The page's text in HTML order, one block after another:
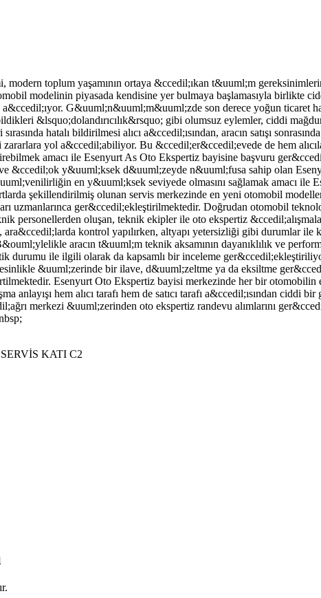
toplum yaşamının ortaya &ccedil;ıkan t&uuml;m
modelinin piyasada kendisine yer bulmaya başlamasıyla birlikte
G&uuml;n&uuml;m&uuml;zde son derece yoğun ticaret
&lsquo;dolandırıcılık&rsquo; gibi olumsuz eylemler, ciddi
hatalı bildirilmesi alıcı a&ccedil;ısından, aracın satışı
yol a&ccedil;abiliyor. Bu &ccedil;er&ccedil;evede de hem
amacı ile Esenyurt As Oto Ekspertiz bayisine başvuru
&ccedil;ok y&uuml;ksek d&uuml;zeyde n&uuml;fusa sahip olan
en y&uuml;ksek seviyede olmasını sağlamak amacı ile
şekillendirilmiş olunan servis merkezinde en yeni otomobil
uzmanlarınca ger&ccedil;ekleştirilmektedir. Doğrudan otomobil
personellerden oluşan, teknik ekipler ile oto ekspertiz
kontrol yapılırken, altyapı yetersizliği gibi durumlar ile
aracın t&uuml;m teknik aksamının dayanıklılık ve
ile ilgili olarak da kapsamlı bir inceleme
&uuml;zerinde bir ilave, d&uuml;zeltme ya da eksiltme
Esenyurt Oto Ekspertiz bayisi merkezinde her bir otomobilin
hem alıcı tarafı hem de satıcı tarafı a&ccedil;ısından ciddi
merkezi &uuml;zerinden oto ekspertiz randevu alımlarını
KATI C2